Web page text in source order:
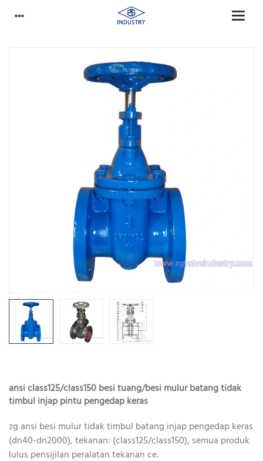
ansi class125/class150 besi tuang/besi mulur batang tidak
timbul injap pintu pengedap keras
zg ansi besi mulur tidak timbul batang injap pengedap keras
(dn40-dn2000), tekanan: (class125/class150), semua produk
lulus pensijilan peralatan tekanan ce.